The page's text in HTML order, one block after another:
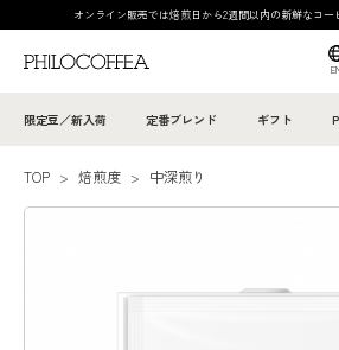
オンライン販売では焙煎日から2週間以内の新鮮なコー
限定豆／新入荷 定番ブレンド ギフト
TOP > 焙煎度 > 中深煎り